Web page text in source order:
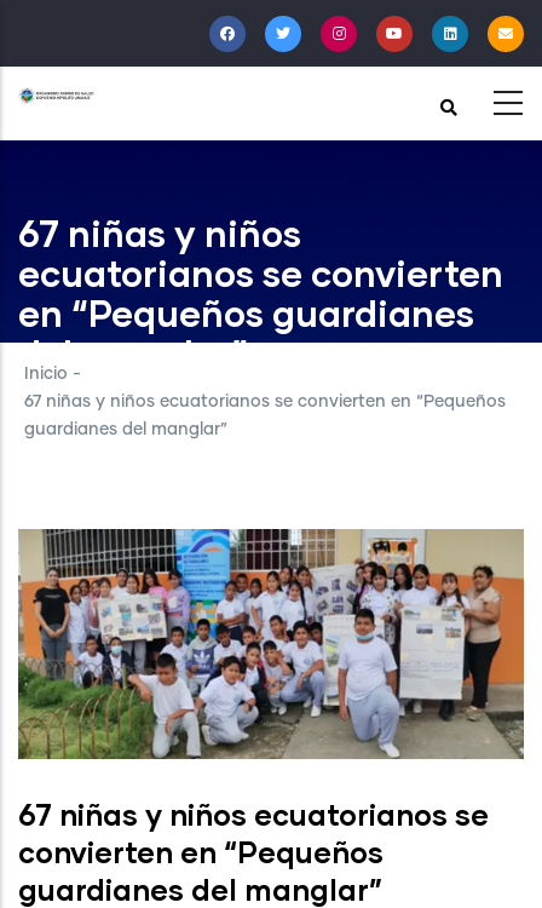
al
contenido
principal
67 niñas y niños
ecuatorianos se convierten
en “Pequeños guardianes
del manglar”
Inicio -
67 niñas y niños ecuatorianos se convierten en “Pequeños
guardianes del manglar”
67 niñas y niños ecuatorianos se
convierten en “Pequeños
guardianes del manglar”